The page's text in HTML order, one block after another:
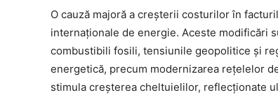
O cauză majoră a creșterii costurilor în
internaționale de energie. Aceste modificări
combustibili fosili, tensiunile geopolitice și
energetică, precum modernizarea rețelelor
stimula creșterea cheltuielilor, reflecționate